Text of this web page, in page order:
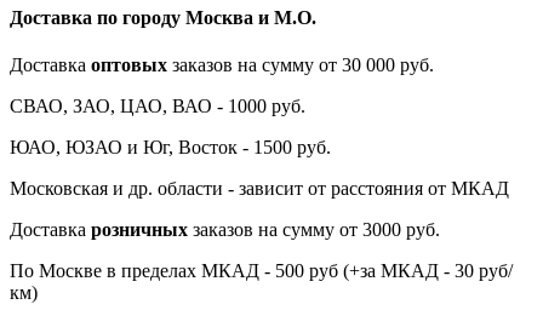
Доставка по городу Москва и М.О.
Доставка оптовых заказов на сумму от 30 000 руб.
СВАО, ЗАО, ЦАО, ВАО - 1000 руб.
ЮАО, ЮЗАО и Юг, Восток - 1500 руб.
Московская и др. области - зависит от расстояния от МКАД
Доставка розничных заказов на сумму от 3000 руб.
По Москве в пределах МКАД - 500 руб (+за МКАД - 30 руб/
км)